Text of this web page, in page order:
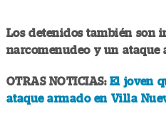
Los detenidos también son
narcomenudeo y un ataque
OTRAS NOTICIAS: El joven
ataque armado en Villa